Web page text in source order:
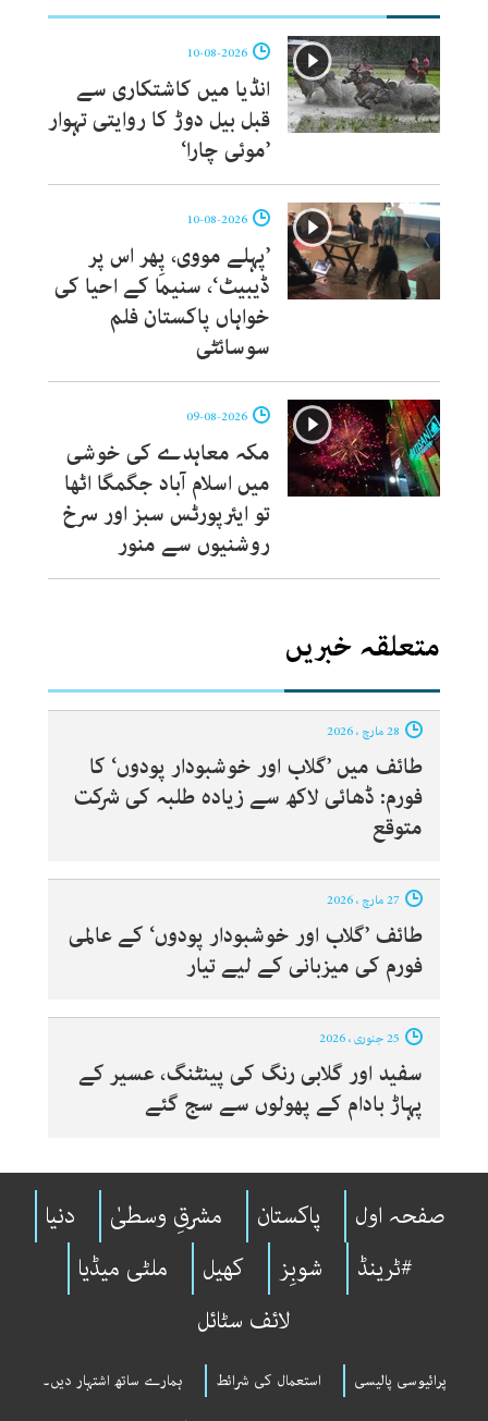
انڈیا میں کاشتکاری سے
قبل بیل دوڑ کا روایتی تہوار
’موئی چارا‘
’پہلے مووی، پِھر اس پر
ڈیبیٹ‘، سنیما کے احیا کی
خواہاں پاکستان فلم
سوسائٹی
مکہ معاہدے کی خوشی
میں اسلام آباد جگمگا اٹھا
تو ایئرپورٹس سبز اور سرخ
روشنیوں سے منور
متعلقہ خبریں
طائف میں ’گلاب اور خوشبودار پودوں‘ کا
فورم: ڈھائی لاکھ سے زیادہ طلبہ کی شرکت
متوقع
طائف ’گلاب اور خوشبودار پودوں‘ کے عالمی
فورم کی میزبانی کے لیے تیار
سفید اور گلابی رنگ کی پینٹنگ، عسیر کے
پہاڑ بادام کے پھولوں سے سج گئے
صفحہ اول پاکستان مشرقِ وسطیٰ
دنیا
#ٹرینڈ
شوبِز کھیل
ملٹی میڈیا
لائف سٹائل
پرائیوسی پالیسی استعمال کی شرائط ہمارے ساتھ اشتہار دیں۔